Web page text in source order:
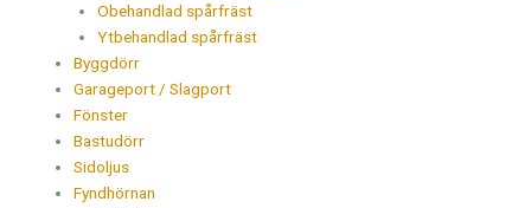
Obehandlad spårfräst
Ytbehandlad spårfräst
Byggdörr
Garageport / Slagport
Fönster
Bastudörr
Sidoljus
Fyndhörnan